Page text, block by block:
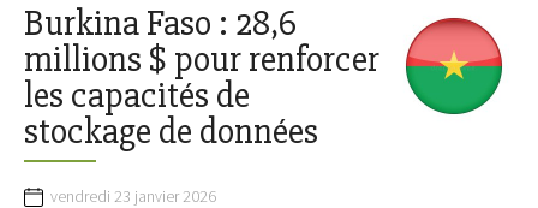
Burkina Faso : 28,6
millions $ pour renforcer
les capacités de
stockage de données
vendredi 23 janvier 2026